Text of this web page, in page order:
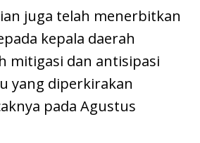
juga telah menerbitkan
kepala daerah
mitigasi dan antisipasi
yang diperkirakan
pada Agustus